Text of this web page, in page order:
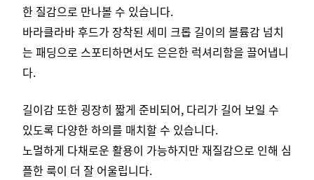
한 질감으로 만나볼 수 있습니다.
바라클라바 후드가 장착된 세미 크롭 길이의 볼륨감 넘치
는 패딩으로 스포티하면서도 은은한 럭셔리함을 끌어냅니
다.
길이감 또한 굉장히 짧게 준비되어, 다리가 길어 보일 수
있도록 다양한 하의를 매치할 수 있습니다.
노멀하게 다채로운 활용이 가능하지만 재질감으로 인해 심
플한 룩이 더 잘 어울립니다.